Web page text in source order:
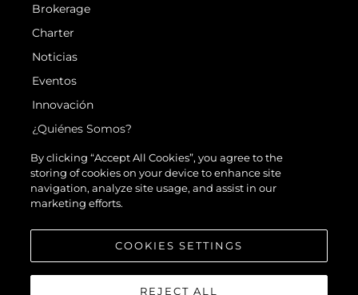
Brokerage
Charter
Noticias
Eventos
Innovación
¿Quiénes Somos?
El Equipo
Estilo De Vida
Historia
By clicking “Accept All Cookies”, you agree to the
storing of cookies on your device to enhance site
navigation, analyze site usage, and assist in our
marketing efforts.
COOKIES SETTINGS
REJECT ALL